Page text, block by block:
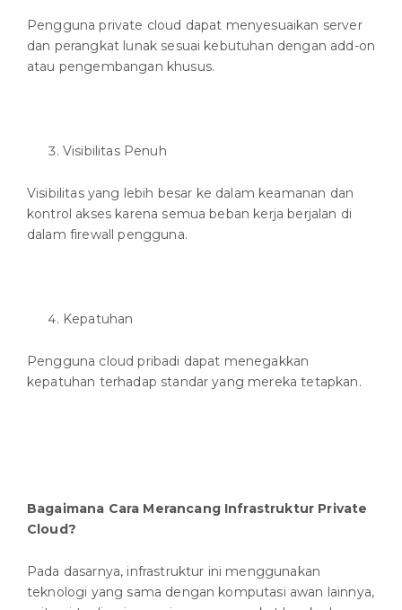
Pengguna private cloud dapat menyesuaikan server
dan perangkat lunak sesuai kebutuhan dengan add-on
atau pengembangan khusus.
Visibilitas Penuh
Visibilitas yang lebih besar ke dalam keamanan dan
kontrol akses karena semua beban kerja berjalan di
dalam firewall pengguna.
Kepatuhan
Pengguna cloud pribadi dapat menegakkan
kepatuhan terhadap standar yang mereka tetapkan.
Bagaimana Cara Merancang Infrastruktur Private
Cloud?
Pada dasarnya, infrastruktur ini menggunakan
teknologi yang sama dengan komputasi awan lainnya,